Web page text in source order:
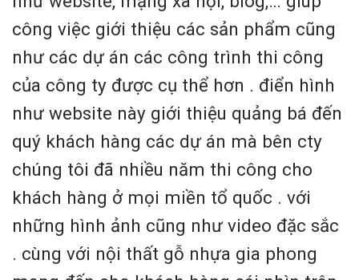
công việc giới thiệu các sản phẩm cũng
như các dự án các công trình thi công
của công ty được cụ thể hơn . điển hình
như website này giới thiệu quảng bá đến
quý khách hàng các dự án mà bên cty
chúng tôi đã nhiều năm thi công cho
khách hàng ở mọi miền tổ quốc . với
những hình ảnh cũng như video đặc sắc
. cùng với nội thất gỗ nhựa gia phong